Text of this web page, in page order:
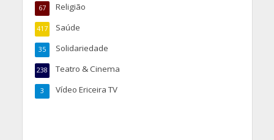
Religião
67
Saúde
417
Solidariedade
35
Teatro & Cinema
238
Vídeo Ericeira TV
3